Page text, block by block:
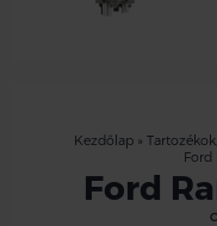
Kezdőlap »
Ford
Ford